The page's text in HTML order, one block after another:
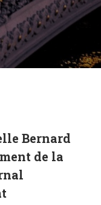
Bernard
de la